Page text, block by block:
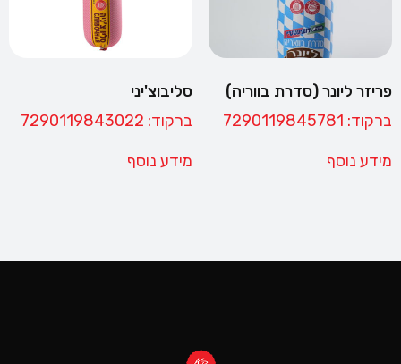
פריזר ליונר (סדרת בווריה)
ברקוד: 7290119845781
מידע נוסף
סליבוצ'יני
ברקוד: 7290119843022
מידע נוסף